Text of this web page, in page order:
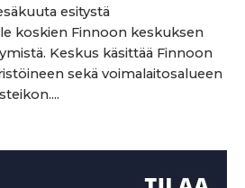
esitystä
koskien Finnoon keskuksen
Keskus käsittää Finnoon
sekä voimalaitosalueen